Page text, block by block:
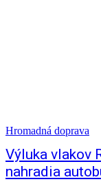
Hromadná doprava
Výluka vlakov
nahradia